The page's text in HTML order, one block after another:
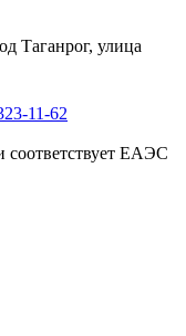
Таганрог, улица
11-62
соответствует ЕАЭС